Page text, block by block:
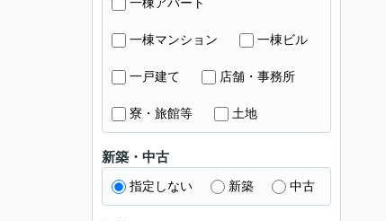
一棟マンション 一棟ビル
一戸建て 店舗・事務所
寮・旅館等 土地
新築・中古
指定しない 新築 中古